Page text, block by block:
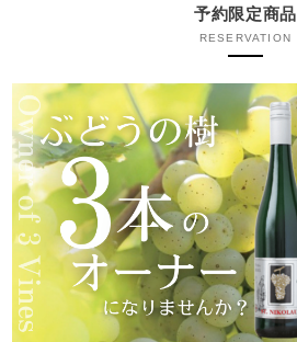
予約限定商品
RESERVATION